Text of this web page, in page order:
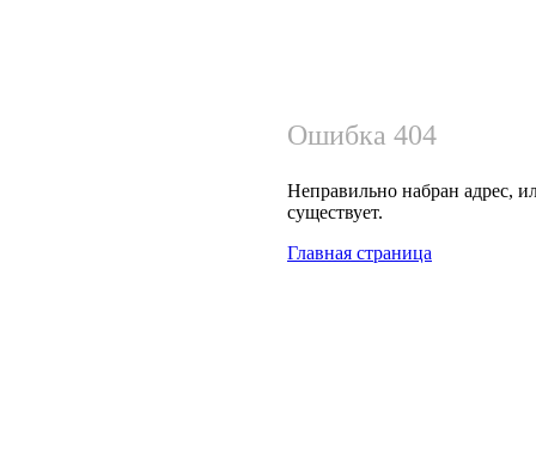
Ошибка 404
Неправильно набран адрес,
существует.
Главная страница